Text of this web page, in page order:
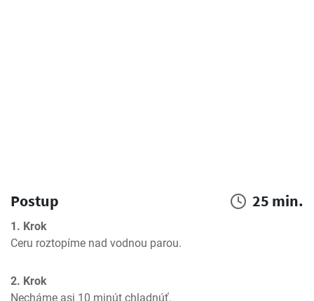
Postup 25 min.
1. Krok
Ceru roztopíme nad vodnou parou.
2. Krok
Necháme asi 10 minút chladnúť.